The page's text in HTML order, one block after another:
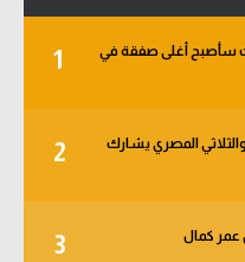
1
سأصبح أغلى صفقة في
2
الجول - الأهلي يبدأ من دور الـ 32.. والثلاثي المصري يشارك
3 عمر كمال